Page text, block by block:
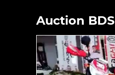
Auction BDS